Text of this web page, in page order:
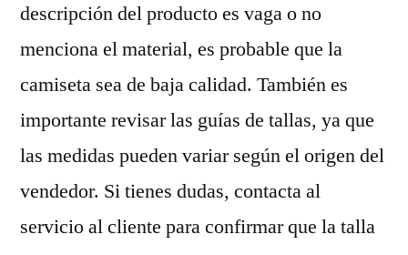
descripción del producto es vaga o no
menciona el material, es probable que la
camiseta sea de baja calidad. También es
importante revisar las guías de tallas, ya que
las medidas pueden variar según el origen del
vendedor. Si tienes dudas, contacta al
servicio al cliente para confirmar que la talla